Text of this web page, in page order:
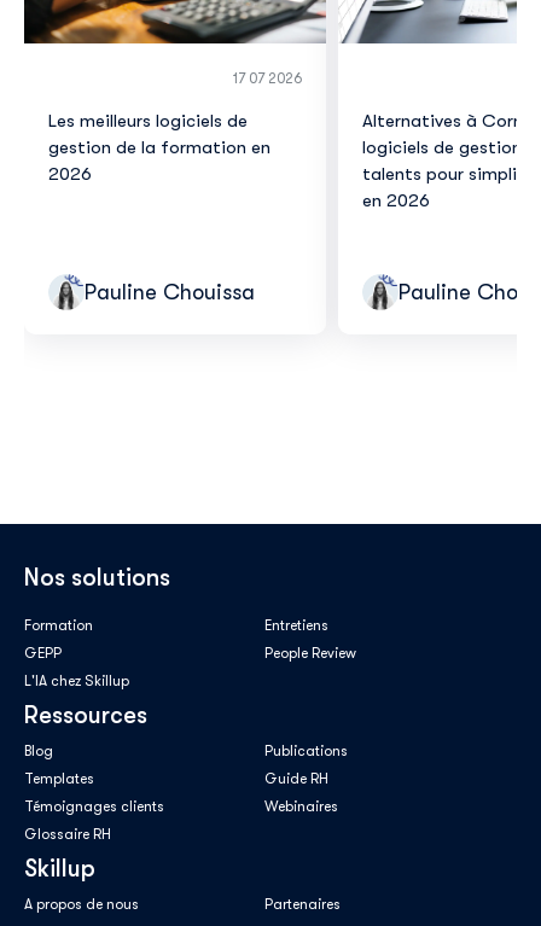
17 07 2026
Les meilleurs logiciels de
gestion de la formation en
2026
Pauline Chouissa
Alternatives à
logiciels de gestion
talents pour
en 2026
Pauline
Nos solutions
Formation
Entretiens
GEPP
People Review
L'IA chez Skillup
Ressources
Blog
Publications
Templates
Guide RH
Témoignages clients
Webinaires
Glossaire RH
Skillup
A propos de nous
Partenaires